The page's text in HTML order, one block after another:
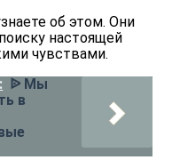
об этом. Они
настоящей
чувствами.
ᐉ Мы
в